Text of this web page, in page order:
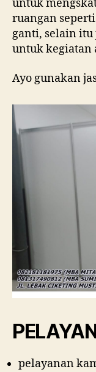
untuk
ruangan
ganti, selain
untuk kegiatan
Ayo gunakan
pelayanan